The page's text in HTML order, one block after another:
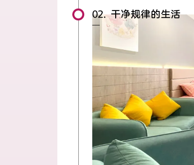
02. 干净规律的生活